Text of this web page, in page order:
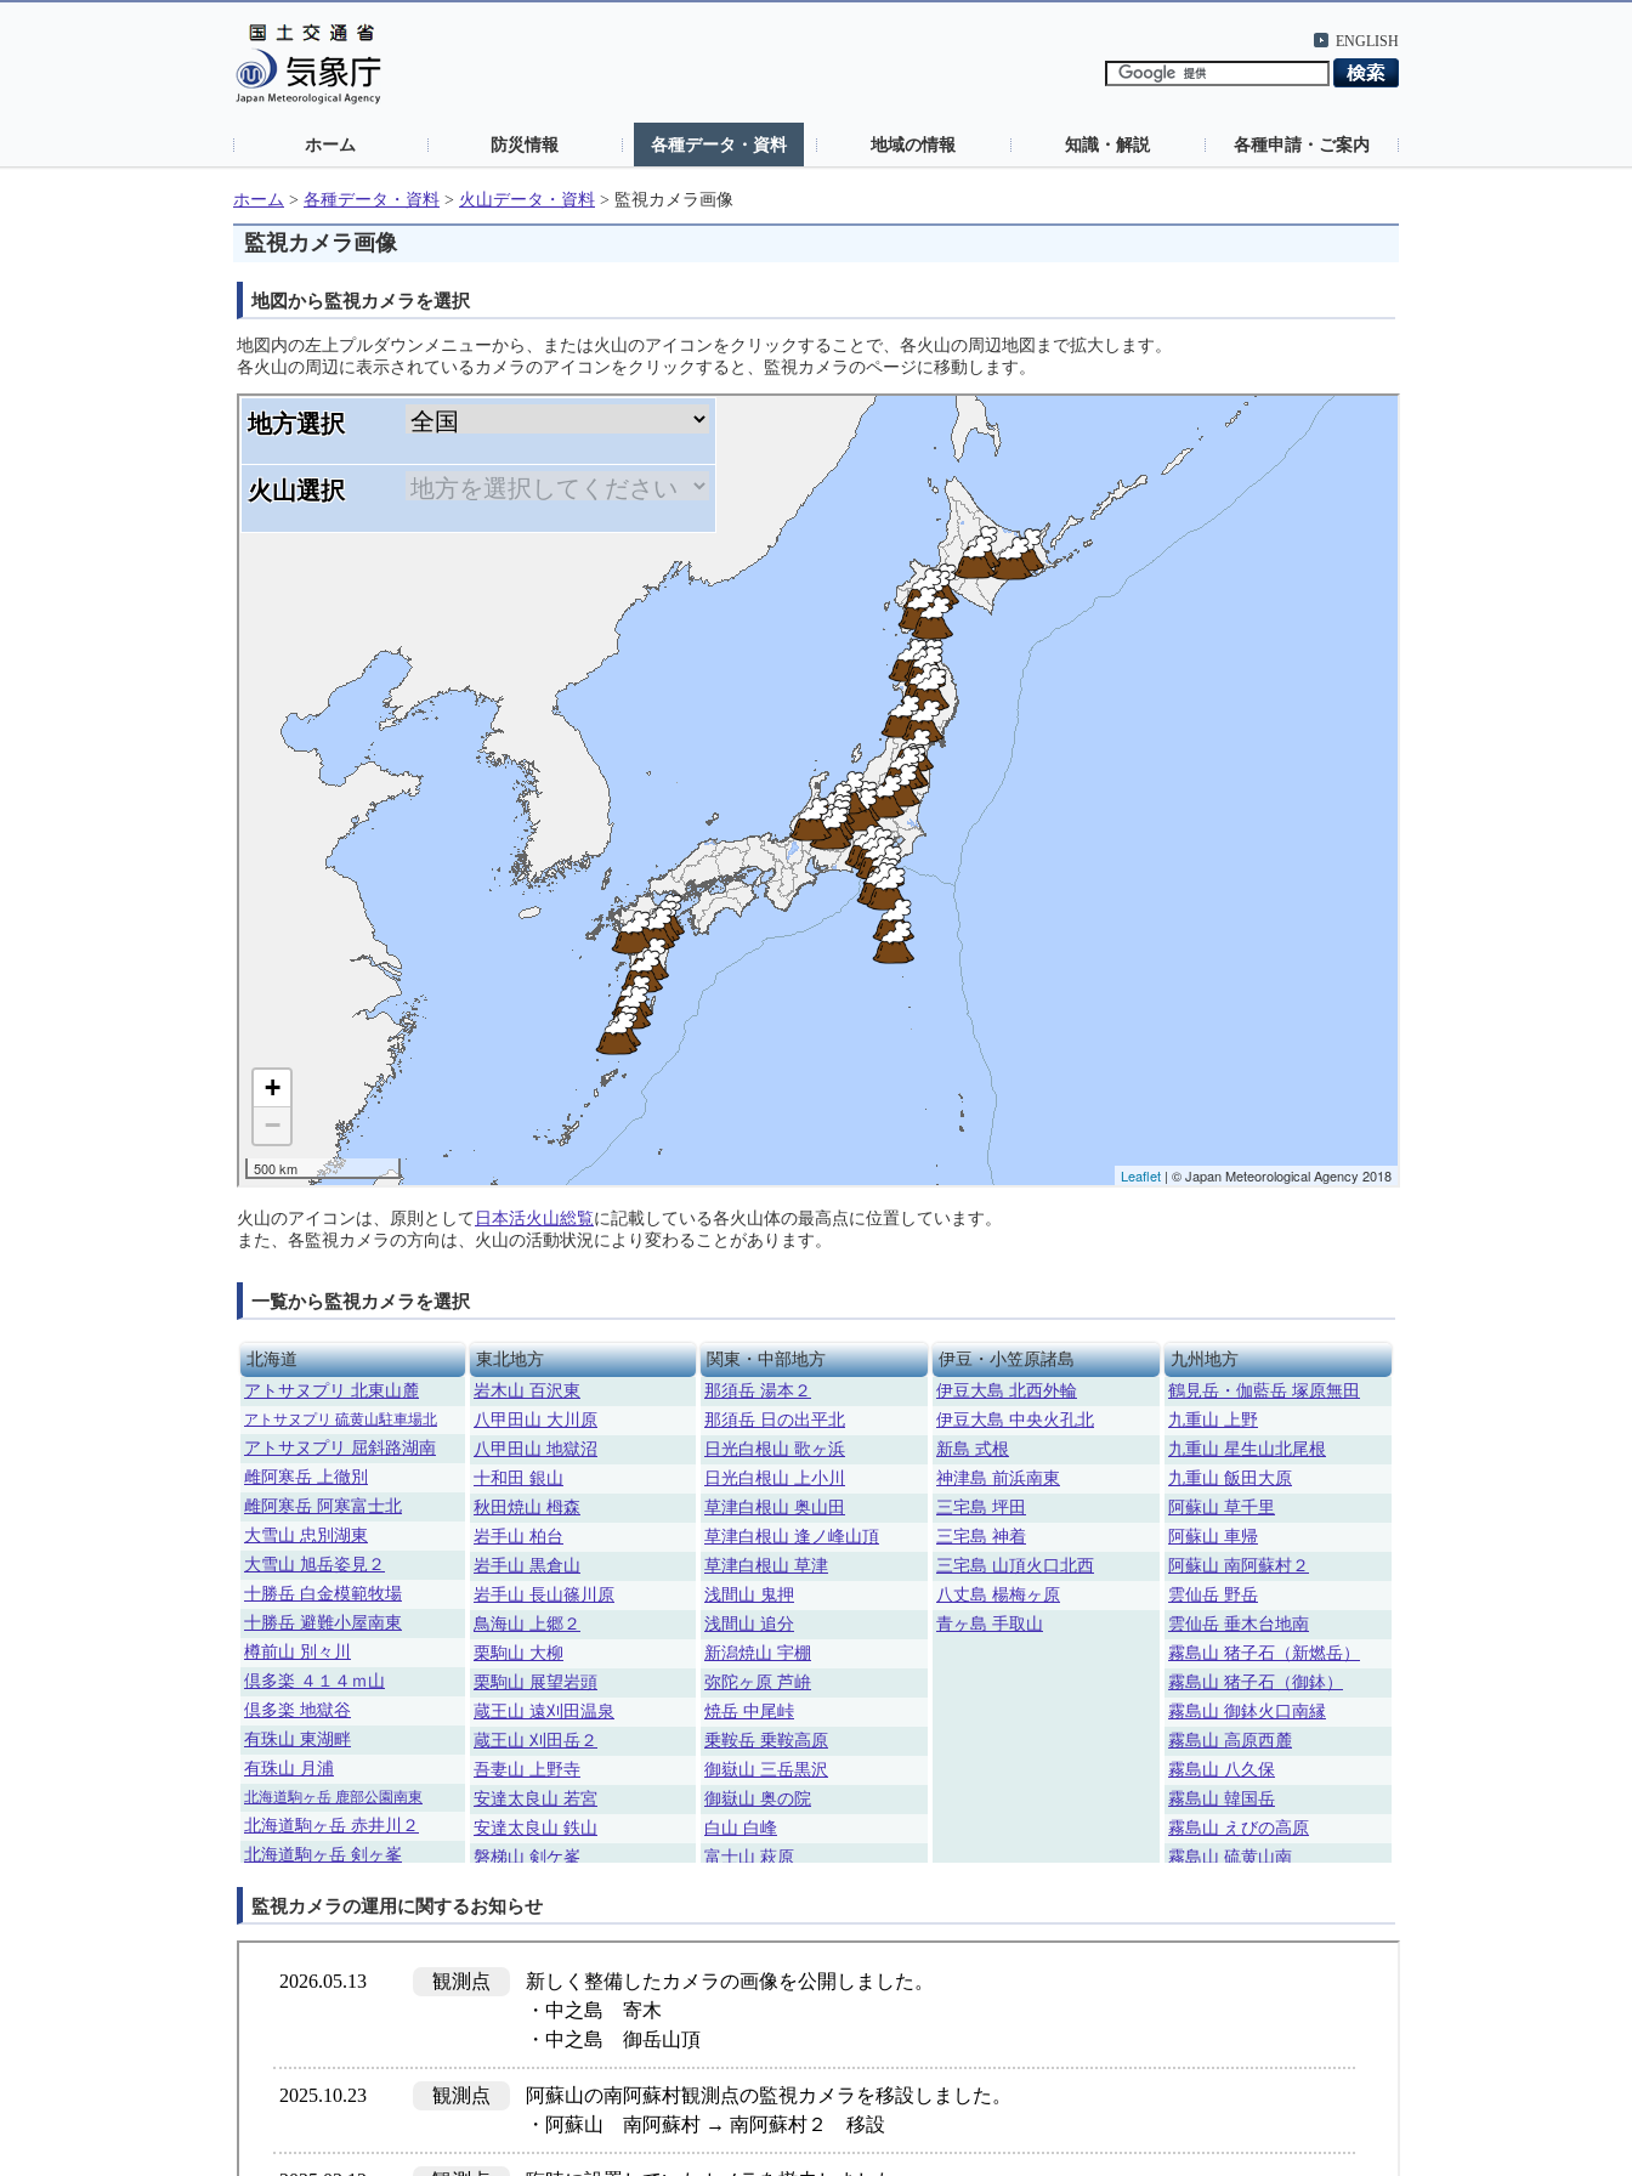
ENGLISH
ホーム 防災情報 各種データ・資料 地域の情報 知識・解説 各種申請・ご案内
ホーム > 各種データ・資料 > 火山データ・資料 > 監視カメラ画像
監視カメラ画像
地図から監視カメラを選択
地図内の左上プルダウンメニューから、または火山のアイコンをクリックすることで、各火山の周辺地図まで拡大します。
各火山の周辺に表示されているカメラのアイコンをクリックすると、監視カメラのページに移動します。
火山のアイコンは、原則として 日本活火山総覧に記載している各火山体の最高点に位置しています。
また、各監視カメラの方向は、火山の活動状況により変わることがあります。
一覧から監視カメラを選択
北海道
アトサヌプリ 北東山麓
アトサヌプリ 硫黄山駐車場北
アトサヌプリ 屈斜路湖南
雌阿寒岳 上徹別
雌阿寒岳 阿寒富士北
大雪山 忠別湖東
大雪山 旭岳姿見２
十勝岳 白金模範牧場
十勝岳 避難小屋南東
樽前山 別々川
倶多楽 ４１４ｍ山
倶多楽 地獄谷
有珠山 東湖畔
有珠山 月浦
北海道駒ヶ岳 鹿部公園南東
北海道駒ヶ岳 赤井川２
北海道駒ヶ岳 剣ヶ峯
恵山 火口原
東北地方
岩木山 百沢東
八甲田山 大川原
八甲田山 地獄沼
十和田 銀山
秋田焼山 栂森
岩手山 柏台
岩手山 黒倉山
岩手山 長山篠川原
鳥海山 上郷２
栗駒山 大柳
栗駒山 展望岩頭
蔵王山 遠刈田温泉
蔵王山 刈田岳２
吾妻山 上野寺
安達太良山 若宮
安達太良山 鉄山
磐梯山 剣ケ峯
関東・中部地方
那須岳 湯本２
那須岳 日の出平北
日光白根山 歌ヶ浜
日光白根山 上小川
草津白根山 奥山田
草津白根山 逢ノ峰山頂
草津白根山 草津
浅間山 鬼押
浅間山 追分
新潟焼山 宇棚
弥陀ヶ原 芦峅
焼岳 中尾峠
乗鞍岳 乗鞍高原
御嶽山 三岳黒沢
御嶽山 奥の院
白山 白峰
富士山 萩原
箱根山 箱根峠
伊豆東部火山群 大原
伊豆・小笠原諸島
伊豆大島 北西外輪
伊豆大島 中央火孔北
新島 式根
神津島 前浜南東
三宅島 坪田
三宅島 神着
三宅島 山頂火口北西
八丈島 楊梅ヶ原
青ヶ島 手取山
九州地方
鶴見岳・伽藍岳 塚原無田
九重山 上野
九重山 星生山北尾根
九重山 飯田大原
阿蘇山 草千里
阿蘇山 車帰
阿蘇山 南阿蘇村２
雲仙岳 野岳
雲仙岳 垂木台地南
霧島山 猪子石（新燃岳）
霧島山 猪子石（御鉢）
霧島山 御鉢火口南縁
霧島山 高原西麓
霧島山 八久保
霧島山 韓国岳
霧島山 えびの高原
霧島山 硫黄山南
桜島 垂水荒崎
諏訪之瀬島 キャンプ場
監視カメラの運用に関するお知らせ